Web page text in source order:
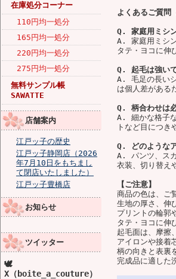
在庫処分コーナー
110円均一処分
165円均一処分
220円均一処分
275円均一処分
無料サンプル帳
SAWATTE
店舗案内
江戸ッ子の歴史
江戸ッ子静岡店（2026
年7月10日をもちまし
て閉店いたしました）
江戸ッ子豊橋店
お知らせ
ツイッター
🕊️
X（boite_a_couture）
よくあるご質問
Q. 家庭用ミシ
A. 家庭用ミシン
タテ・ヨコに伸
Q. 起毛は強い
A. 毛足の長い
は個人差がある
Q. 柄合わせは
A. 細かな格子
トなど目につき
Q. どのような
A. パンツ、ス
衣装、切り替え
【ご注意】
商品の色は、ご
生地の厚さ、伸
プリントの輪郭
タテ・ヨコに伸
起毛面は、摩擦
アイロンや接着
柄の向きと表裏
完成品に適した